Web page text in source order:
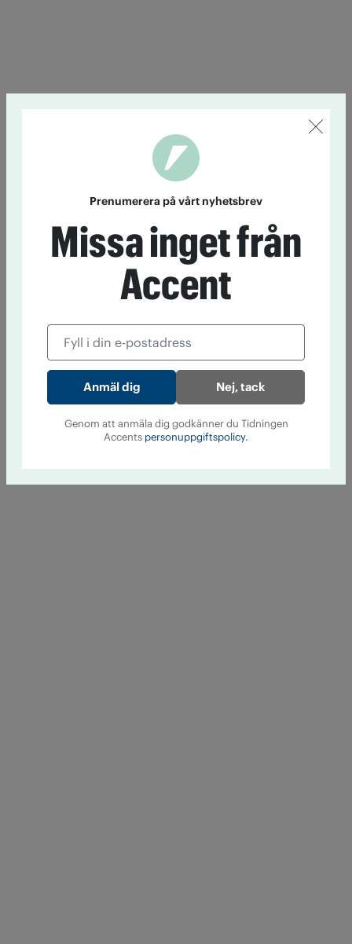
Prenumerera på vårt nyhetsbrev
Missa inget från
Accent
Nej, tack
Genom att anmäla dig godkänner du Tidningen
Accents personuppgiftspolicy.